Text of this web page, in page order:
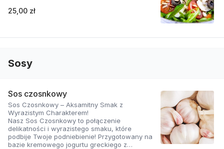
25,00 zł
Sosy
Sos czosnkowy
Sos Czosnkowy – Aksamitny Smak z
Wyrazistym Charakterem!
Nasz Sos Czosnkowy to połączenie
delikatności i wyrazistego smaku, które
podbije Twoje podniebienie! Przygotowany na
bazie kremowego jogurtu greckiego z